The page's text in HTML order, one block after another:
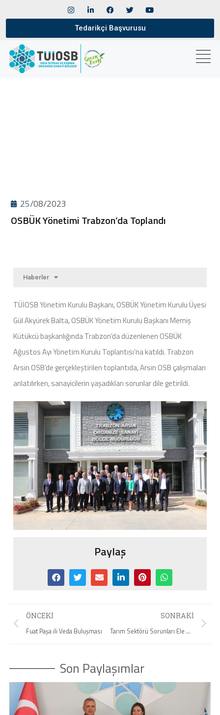
Tedarikçi Başvurusu
25/08/2023
OSBÜK Yönetimi Trabzon’da Toplandı
Haberler
TÜİOSB Yönetim Kurulu Başkanı, OSBÜK Yönetim Kurulu Üyesi
Gül Akyürek Balta, OSBÜK Yönetim Kurulu Başkanı Memiş
Kütükcü başkanlığında Trabzon’da düzenlenen OSBÜK
Ağustos Ayı Yönetim Kurulu Toplantısı’na katıldı. Trabzon
Arsin OSB’de gerçekleştirilen toplantıda, Arsin OSB çalışmaları
anlatılırken, sanayicilerin yaşadıkları sorunlar dile getirildi.
Paylaş
ÖNCEKI
Fuat Paşa ili Veda Buluşması
SONRAKI
Tarım Sektörü Sorunları Ele Alındı
Son Paylaşımlar